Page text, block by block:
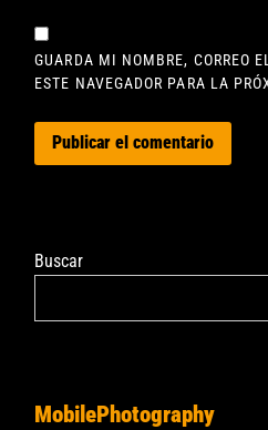
GUARDA MI NOMBRE, CORREO
ESTE NAVEGADOR PARA LA
Buscar
MobilePhotography